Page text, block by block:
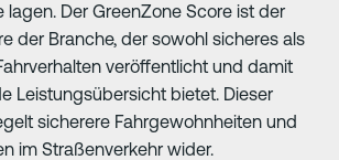
lagen. Der GreenZone Score ist der
der Branche, der sowohl sicheres als
veröffentlicht und damit
Leistungsübersicht bietet. Dieser
sicherere Fahrgewohnheiten und
im Straßenverkehr wider.